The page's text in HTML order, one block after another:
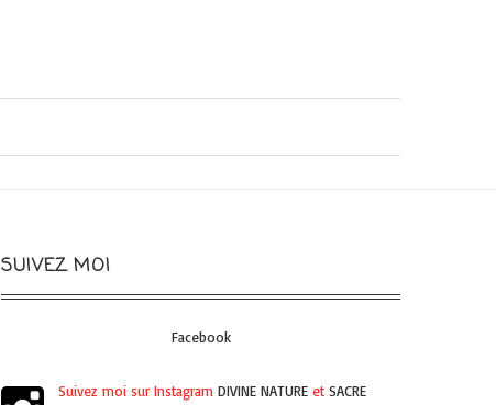
SUIVEZ MOI
Facebook
Suivez moi sur InstagramDIVINE NATURE etSACRE